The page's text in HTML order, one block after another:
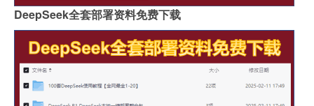
DeepSeek全套部署资料免费下载